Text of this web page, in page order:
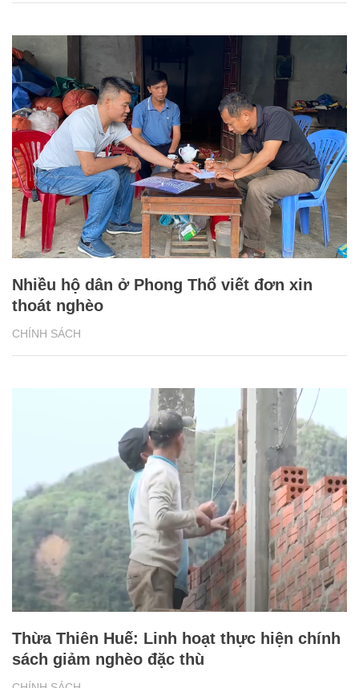
CHÍNH SÁCH
Nhiều hộ dân ở Phong Thổ viết đơn xin
thoát nghèo
Thừa Thiên Huế: Linh hoạt thực hiện chính
sách giảm nghèo đặc thù